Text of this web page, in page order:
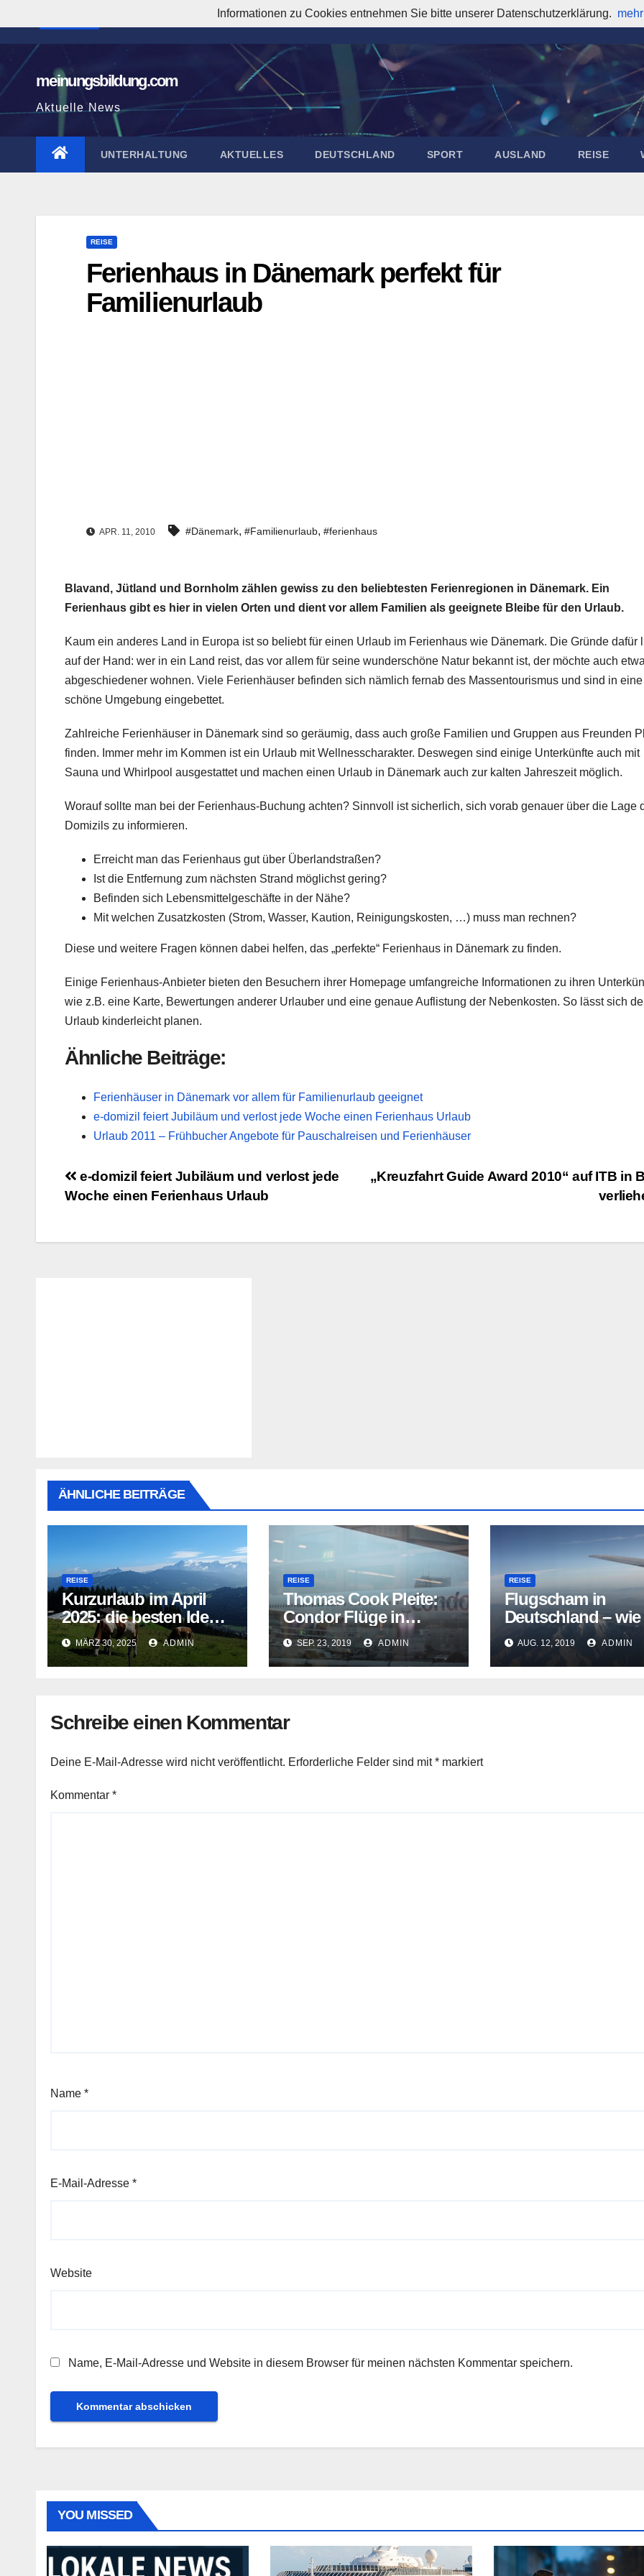
Inhalt
springen
meinungsbildung.com
Aktuelle News
UNTERHALTUNG AKTUELLES DEUTSCHLAND SPORT AUSLAND REISE
REISE
Ferienhaus in Dänemark perfekt für
Familienurlaub
APR. 11, 2010 #Dänemark, #Familienurlaub, #ferienhaus
Blavand, Jütland und Bornholm zählen gewiss zu den beliebtesten Ferienregionen in Dänemark. Ein
Ferienhaus gibt es hier in vielen Orten und dient vor allem Familien als geeignete Bleibe für den Urlaub.
Kaum ein anderes Land in Europa ist so beliebt für einen Urlaub im Ferienhaus wie Dänemark. Die Gründe dafür
auf der Hand: wer in ein Land reist, das vor allem für seine wunderschöne Natur bekannt ist, der möchte auch
abgeschiedener wohnen. Viele Ferienhäuser befinden sich nämlich fernab des Massentourismus und sind in eine
schöne Umgebung eingebettet.
Zahlreiche Ferienhäuser in Dänemark sind so geräumig, dass auch große Familien und Gruppen aus Freunden
finden. Immer mehr im Kommen ist ein Urlaub mit Wellnesscharakter. Deswegen sind einige Unterkünfte auch mit
Sauna und Whirlpool ausgestattet und machen einen Urlaub in Dänemark auch zur kalten Jahreszeit möglich.
Worauf sollte man bei der Ferienhaus-Buchung achten? Sinnvoll ist sicherlich, sich vorab genauer über die Lage
Domizils zu informieren.
Erreicht man das Ferienhaus gut über Überlandstraßen?
Ist die Entfernung zum nächsten Strand möglichst gering?
Befinden sich Lebensmittelgeschäfte in der Nähe?
Mit welchen Zusatzkosten (Strom, Wasser, Kaution, Reinigungskosten, …) muss man rechnen?
Diese und weitere Fragen können dabei helfen, das „perfekte“ Ferienhaus in Dänemark zu finden.
Einige Ferienhaus-Anbieter bieten den Besuchern ihrer Homepage umfangreiche Informationen zu ihren
wie z.B. eine Karte, Bewertungen anderer Urlauber und eine genaue Auflistung der Nebenkosten. So lässt sich
Urlaub kinderleicht planen.
Ähnliche Beiträge:
Ferienhäuser in Dänemark vor allem für Familienurlaub geeignet
e-domizil feiert Jubiläum und verlost jede Woche einen Ferienhaus Urlaub
Urlaub 2011 – Frühbucher Angebote für Pauschalreisen und Ferienhäuser
Beitragsnavigation
„Kreuzfahrt Guide Award 2010“ auf ITB in
e-domizil feiert Jubiläum und verlost jede
Woche einen Ferienhaus Urlaub
ÄHNLICHE BEITRÄGE
REISE
Kurzurlaub im April
2025: die besten Ideen
für den Kurztrip
MÄRZ 30, 2025 ADMIN
REISE
Thomas Cook Pleite:
Condor Flüge in
Gefahr?
SEP. 23, 2019 ADMIN
REISE
Flugscham in
Deutschland –
muss nachhaltiges
Reisen gehen?
AUG. 12, 2019 ADMIN
Schreibe einen Kommentar
Deine E-Mail-Adresse wird nicht veröffentlicht. Erforderliche Felder sind mit* markiert
Kommentar *
Name *
E-Mail-Adresse *
Website
Name, E-Mail-Adresse und Website in diesem Browser für meinen nächsten Kommentar speichern.
YOU MISSED
Informationen zu Cookies entnehmen Sie bitte unserer Datenschutzerklärung.